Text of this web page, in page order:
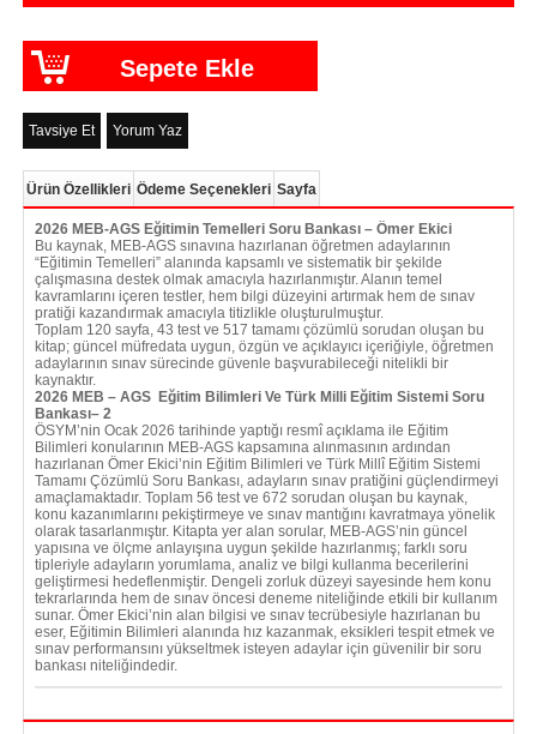
Tavsiye Et Yorum Yaz
Ürün Özellikleri Ödeme Seçenekleri Sayfa
2026 MEB-AGS Eğitimin Temelleri Soru Bankası – Ömer Ekici
Bu kaynak, MEB-AGS sınavına hazırlanan öğretmen adaylarının
“Eğitimin Temelleri” alanında kapsamlı ve sistematik bir şekilde
çalışmasına destek olmak amacıyla hazırlanmıştır. Alanın temel
kavramlarını içeren testler, hem bilgi düzeyini artırmak hem de sınav
pratiği kazandırmak amacıyla titizlikle oluşturulmuştur.
Toplam 120 sayfa, 43 test ve 517 tamamı çözümlü sorudan oluşan bu
kitap; güncel müfredata uygun, özgün ve açıklayıcı içeriğiyle, öğretmen
adaylarının sınav sürecinde güvenle başvurabileceği nitelikli bir
kaynaktır.
2026 MEB – AGS Eğitim Bilimleri Ve Türk Milli Eğitim Sistemi Soru
Bankası– 2
ÖSYM’nin Ocak 2026 tarihinde yaptığı resmî açıklama ile Eğitim
Bilimleri konularının MEB-AGS kapsamına alınmasının ardından
hazırlanan Ömer Ekici’nin Eğitim Bilimleri ve Türk Millî Eğitim Sistemi
Tamamı Çözümlü Soru Bankası, adayların sınav pratiğini güçlendirmeyi
amaçlamaktadır. Toplam 56 test ve 672 sorudan oluşan bu kaynak,
konu kazanımlarını pekiştirmeye ve sınav mantığını kavratmaya yönelik
olarak tasarlanmıştır. Kitapta yer alan sorular, MEB-AGS’nin güncel
yapısına ve ölçme anlayışına uygun şekilde hazırlanmış; farklı soru
tipleriyle adayların yorumlama, analiz ve bilgi kullanma becerilerini
geliştirmesi hedeflenmiştir. Dengeli zorluk düzeyi sayesinde hem konu
tekrarlarında hem de sınav öncesi deneme niteliğinde etkili bir kullanım
sunar. Ömer Ekici’nin alan bilgisi ve sınav tecrübesiyle hazırlanan bu
eser, Eğitimin Bilimleri alanında hız kazanmak, eksikleri tespit etmek ve
sınav performansını yükseltmek isteyen adaylar için güvenilir bir soru
bankası niteliğindedir.